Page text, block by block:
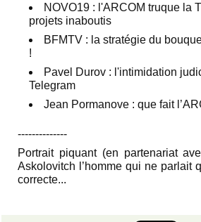
NOVO19 : l'ARCOM truque la
projets inaboutis
BFMTV : la stratégie du
!
Pavel Durov : l'intimidation
Telegram
Jean Pormanove : que fait
‐-‐-----------
Portrait piquant (en partenariat
Askolovitch l’homme qui ne parlait
correcte...